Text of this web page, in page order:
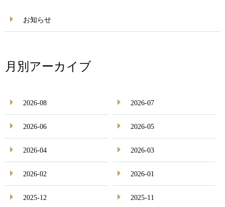
お知らせ
月別アーカイブ
2026-08 2026-07
2026-06 2026-05
2026-04 2026-03
2026-02 2026-01
2025-12 2025-11